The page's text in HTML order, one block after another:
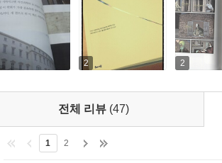
2 2
전체 리뷰 (47)
1 2